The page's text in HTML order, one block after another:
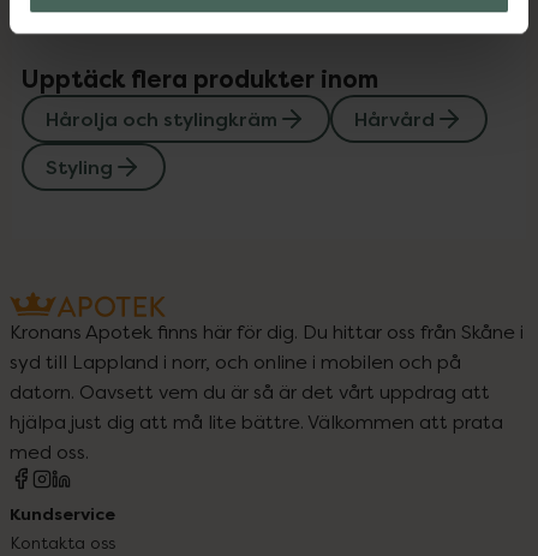
Upptäck flera produkter inom
Hårolja och stylingkräm
Hårvård
Styling
Kronans Apotek finns här för dig. Du hittar oss från Skåne i
syd till Lappland i norr, och online i mobilen och på
datorn. Oavsett vem du är så är det vårt uppdrag att
hjälpa just dig att må lite bättre. Välkommen att prata
med oss.
Kundservice
Kontakta oss